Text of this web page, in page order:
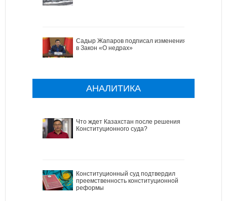
Садыр Жапаров подписал изменения
в Закон «О недрах»
АНАЛИТИКА
Что ждет Казахстан после решения
Конституционного суда?
Конституционный суд подтвердил
преемственность конституционной
реформы